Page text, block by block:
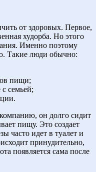
от здоровых. Первое,
худорба. Но этого
Именно поэтому
Такие люди обычно:
пищи;
с семьей;
он долго сидит
пищу. Это создает
часто идет в туалет и
принудительно,
появляется сама после